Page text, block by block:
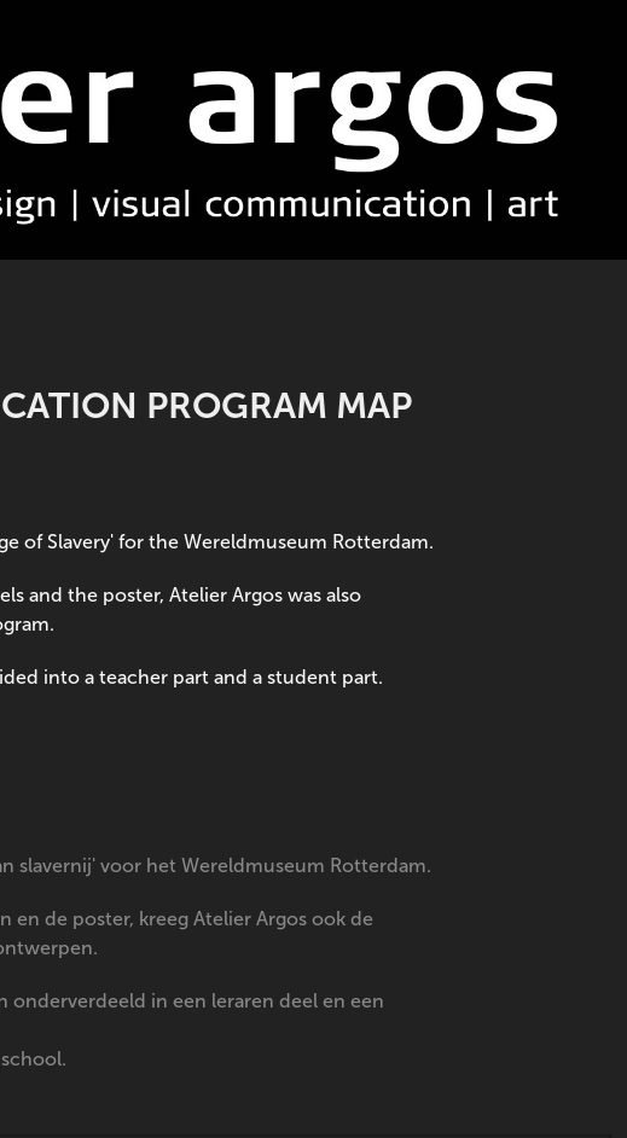
PROGRAM MAP
of Slavery' for the Wereldmuseum Rotterdam.
and the poster, Atelier Argos was also
into a teacher part and a student part.
slavernij' voor het Wereldmuseum Rotterdam.
en de poster, kreeg Atelier Argos ook de
onderverdeeld in een leraren deel en een